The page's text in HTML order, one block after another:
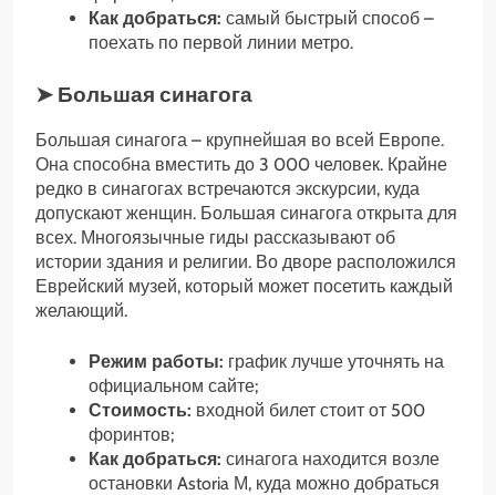
Как добраться: самый быстрый способ –
поехать по первой линии метро.
➤ Большая синагога
Большая синагога – крупнейшая во всей Европе.
Она способна вместить до 3 000 человек. Крайне
редко в синагогах встречаются экскурсии, куда
допускают женщин. Большая синагога открыта для
всех. Многоязычные гиды рассказывают об
истории здания и религии. Во дворе расположился
Еврейский музей, который может посетить каждый
желающий.
Режим работы: график лучше уточнять на
официальном сайте;
Стоимость: входной билет стоит от 500
форинтов;
Как добраться: синагога находится возле
остановки Astoria М, куда можно добраться